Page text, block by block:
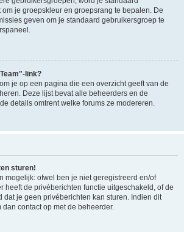
je groepskleur en groepsrang te bepalen. De
geven om je standaard gebruikersgroep te
link?
je op een pagina die een overzicht geeft van de
Deze lijst bevat alle beheerders en de
details omtrent welke forums ze modereren.
sturen!
mogelijk: ofwel ben je niet geregistreerd en/of
heeft de privéberichten functie uitgeschakeld, of de
dat je geen privéberichten kan sturen. Indien dit
dan contact op met de beheerder.